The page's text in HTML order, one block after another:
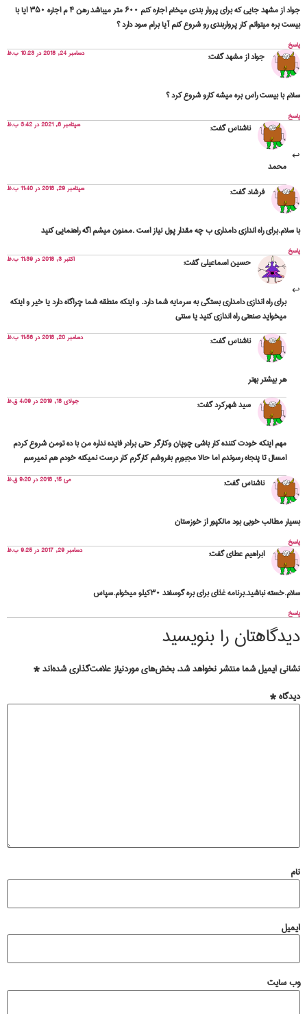
جواد از مشهد جایی که برای پروار بندی میخام اجاره کنم ۶۰۰ متر میباشد رهن ۴ م اجاره ۳۵۰ ایا با
بیست بره میتوانم کار پرواربندی رو شروع کنم آیا برام سود دارد ؟
پاسخ
جواد از مشهدگفت: دسامبر 24, 2018 در 10:23 ب.ظ
سلام با بیست راس بره میشه کارو شروع کرد ؟
پاسخ
ناشناسگفت: سپتامبر 6, 2021 در 3:42 ب.ظ
محمد
فرشادگفت: سپتامبر 29, 2018 در 11:40 ب.ظ
با سلام.برای راه اندازی دامداری ب چه مقدار پول نیاز است .ممنون میشم اگه راهنمایی کنید
پاسخ
حسین اسماعیلیگفت: اکتبر 3, 2018 در 11:39 ب.ظ
برای راه اندازی دامداری بستگی به سرمایه شما دارد. و اینکه منطقه شما چراگاه دارد یا خیر و اینکه
میخواید صنعتی راه اندازی کنید یا سنتی
ناشناسگفت: دسامبر 20, 2018 در 11:56 ب.ظ
هر بیشتر بهتر
سید شهرکردگفت: جولای 18, 2019 در 4:09 ق.ظ
مهم اینکه خودت کننده کار باشی چوپان وکارگر حتی برادر فایده نداره من با ده تومن شروع کردم
امسال تا پنجاه رسوندم اما حالا مجبورم بفروشم کارگرم کار درست نمیکنه خودم هم نمیرسم
ناشناسگفت: می 15, 2018 در 9:20 ق.ظ
بسیار مطالب خوبی بود مالکپور از خوزستان
پاسخ
ابراهیم عطایگفت: دسامبر 29, 2017 در 9:25 ب.ظ
سلام.خسته نباشید.برنامه غذای برای بره گوسفند ۳۰کیلو میخوام.سپاس
پاسخ
دیدگاهتان را بنویسید
نشانی ایمیل شما منتشر نخواهد شد. بخش‌های موردنیاز علامت‌گذاری شده‌اند*
دیدگاه*
نام
ایمیل
وب‌ سایت